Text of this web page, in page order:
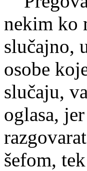
nekim ko
slučajno,
osobe
slučaju,
oglasa,
šefom,